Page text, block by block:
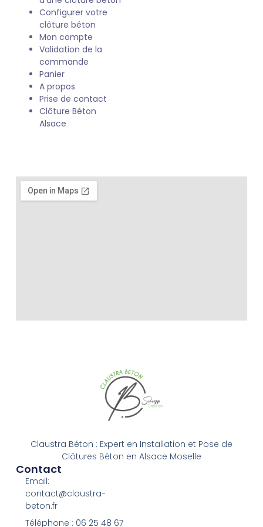
Claustra Béton : Expert en Installation et Pose de
Clôtures Béton en Alsace Moselle
Contact
Email:
contact@claustra-
beton.fr
Téléphone : ‭06 25 48 67
Configurer votre
clôture béton
Mon compte
Validation de la
commande
Panier
A propos
Prise de contact
Clôture Béton
Alsace